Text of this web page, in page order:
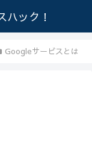
Googleサービスとは